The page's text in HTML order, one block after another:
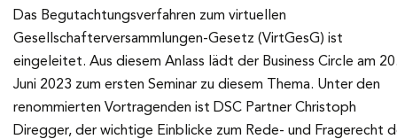
Das Begutachtungsverfahren zum virtuellen
Gesellschafterversammlungen-Gesetz (VirtGesG) ist
eingeleitet. Aus diesem Anlass lädt der Business Circle am
Juni 2023 zum ersten Seminar zu diesem Thema. Unter den
renommierten Vortragenden ist DSC Partner Christoph
Diregger, der wichtige Einblicke zum Rede- und Fragerecht